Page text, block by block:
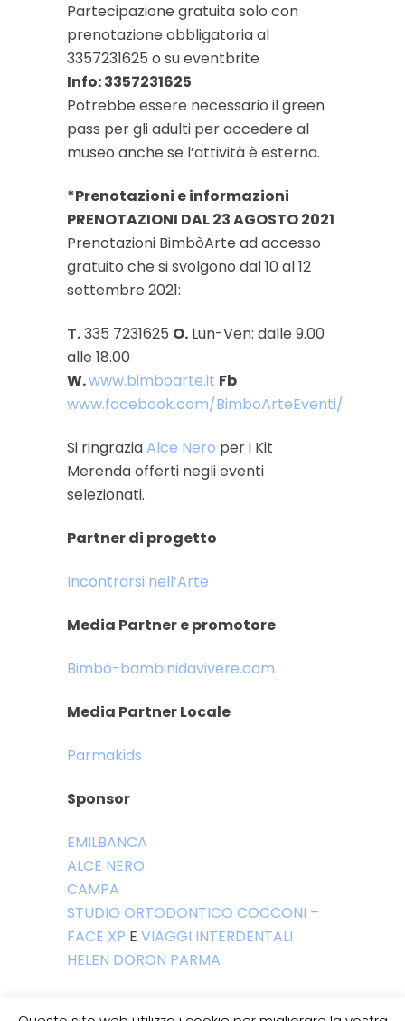
Partecipazione gratuita solo con
prenotazione obbligatoria al
3357231625 o su eventbrite
Info: 3357231625
Potrebbe essere necessario il green
pass per gli adulti per accedere al
museo anche se l’attività è esterna.
*Prenotazioni e informazioni
PRENOTAZIONI DAL 23 AGOSTO 2021
Prenotazioni BimbòArte ad accesso
gratuito che si svolgono dal 10 al 12
settembre 2021:
T.335 7231625 O. Lun-Ven: dalle 9.00
alle 18.00
W.www.bimboarte.it Fb
www.facebook.com/BimboArteEventi/
Si ringraziaAlce Nero per i Kit
Merenda offerti negli eventi
selezionati.
Partner di progetto
Incontrarsi nell’Arte
Media Partner e promotore
Bimbò-bambinidavivere.com
Media Partner Locale
Parmakids
Sponsor
EMILBANCA
ALCE NERO
CAMPA
STUDIO ORTODONTICO COCCONI –
FACE XP E VIAGGI INTERDENTALI
HELEN DORON PARMA
Tags:bambini, bimbòarte,